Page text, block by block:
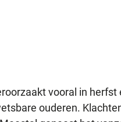
vooral in
ouderen.